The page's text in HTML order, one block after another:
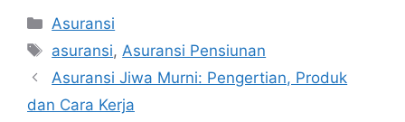
Categories
Asuransi
Tags
asuransi,Asuransi Pensiunan
Post
navigation
Asuransi Jiwa Murni: Pengertian, Produk
dan Cara Kerja